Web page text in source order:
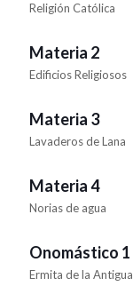
Religión Católica
Materia 2
Edificios Religiosos
Materia 3
Lavaderos de Lana
Materia 4
Norias de agua
Onomástico 1
Ermita de la Antigua